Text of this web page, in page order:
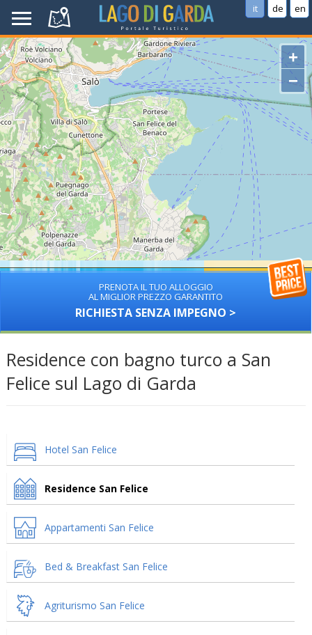
it de en
+
−
PRENOTA IL TUO ALLOGGIO
AL MIGLIOR PREZZO GARANTITO
RICHIESTA SENZA IMPEGNO >
Residence con bagno turco a San
Felice sul Lago di Garda
Hotel San Felice
Residence San Felice
Appartamenti San Felice
Bed & Breakfast San Felice
Agriturismo San Felice